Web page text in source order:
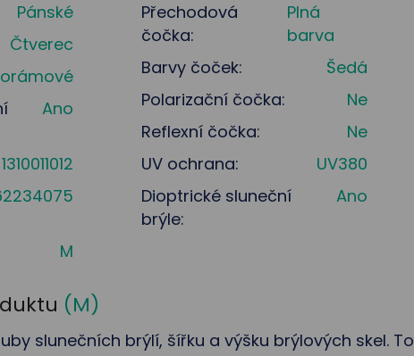
Pánské
Čtverec
Ano
1310011012
M
Přechodová
čočka:
Plná
barva
Barvy čoček:
Šedá
Polarizační čočka:
Ne
Reflexní čočka:
Ne
UV ochrana:
UV380
Dioptrické sluneční
brýle:
Ano
(M)
slunečních brýlí, šířku a výšku brýlových skel. To